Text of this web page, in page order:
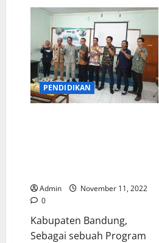
KKK
Bersinergi
Dengan
Ketua
DPRD
Sulut
Demi
Kemajuan
Daerah
PENDIDIKAN
Admin
November 11, 2022
0
Kabupaten Bandung,
Sebagai sebuah Program